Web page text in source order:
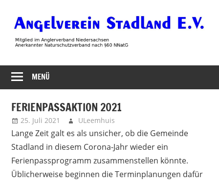
Inhalt
springen
Angelverein
Stadland
MENÜ
FERIENPASSAKTION 2021
25. Juli 2021 ULeemhuis
Lange Zeit galt es als unsicher, ob die Gemeinde
Stadland in diesem Corona-Jahr wieder ein
Ferienpassprogramm zusammenstellen könnte.
Üblicherweise beginnen die Terminplanungen dafür